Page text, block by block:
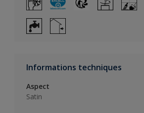
Informations techniques
Aspect
Satin